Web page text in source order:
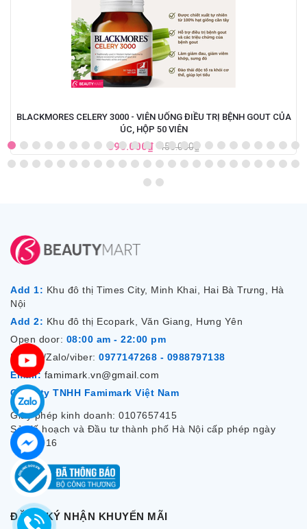
BLACKMORES CELERY 3000 - VIÊN UỐNG ĐIỀU TRỊ BỆNH GOUT CỦA
ÚC, HỘP 50 VIÊN
390.000₫ 450.000₫
Add 1: Khu đô thị Times City, Minh Khai, Hai Bà Trưng, Hà
Nội
Add 2: Khu đô thị Ecopark, Văn Giang, Hưng Yên
Open door: 08:00 am - 22:00 pm
Hotline/Zalo/viber: 0977147268 - 0988797138
Email: famimark.vn@gmail.com
Công ty TNHH Famimark Việt Nam
Giấy phép kinh doanh: 0107657415
Sở Kế hoạch và Đầu tư thành phố Hà Nội cấp phép ngày
7/12/2016
ĐĂNG KÝ NHẬN KHUYẾN MÃI